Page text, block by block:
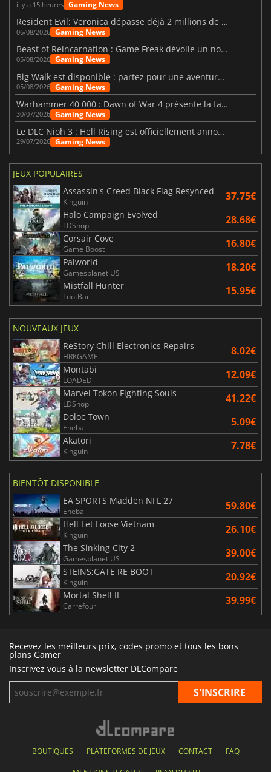
il y a 15 heures Gaming News
Resident Evil: Veronica dépasse déjà 2 millions de wishlists
06/08/2026 Gaming News
Beast of Reincarnation : Game Freak dévoile un nouveau pari
05/08/2026 Gaming News
Big Walk est disponible : partez pour une aventure entre amis
05/08/2026 Gaming News
Warhammer 40 000 : Dawn of War 4 présente la faction des Nécrons
30/07/2026 Gaming News
Le DLC Nioh 3 : Hell Rising est officiellement annoncé
29/07/2026 Gaming News
JEUX POPULAIRES
Assassin's Creed Black Flag Resynced
Kinguin 37.75€
Halo Campaign Evolved
LDShop 28.68€
Corsair Cove
Game Boost 16.80€
Palworld
Gamesplanet US 18.20€
Mistfall Hunter
LootBar 15.95€
NOUVEAUX JEUX
ReStory Chill Electronics Repairs
HRKGAME 8.02€
Montabi
LOADED 12.09€
Marvel Tokon Fighting Souls
LDShop 41.22€
Doloc Town
Eneba 5.09€
Akatori
Kinguin 7.78€
BIENTÔT DISPONIBLE
EA SPORTS Madden NFL 27
Eneba 59.80€
Hell Let Loose Vietnam
Kinguin 26.10€
The Sinking City 2
Gamesplanet US 39.00€
STEINS;GATE RE BOOT
Kinguin 20.92€
Mortal Shell II
Carrefour 39.99€
Recevez les meilleurs prix, codes promo et tous les bons
plans Gamer
Inscrivez vous à la newsletter DLCompare
BOUTIQUES PLATEFORMES DE JEUX CONTACT FAQ